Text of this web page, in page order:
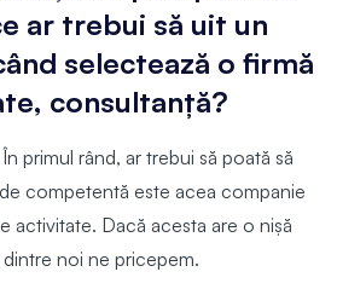
ar trebui să uit un
selectează o firmă
consultanță?
În primul rând, ar trebui să poată să
competentă este acea companie
activitate. Dacă acesta are o nișă
noi ne pricepem.